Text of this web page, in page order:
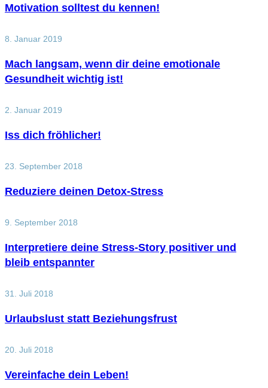
Motivation solltest du kennen!
8. Januar 2019
Mach langsam, wenn dir deine emotionale
Gesundheit wichtig ist!
2. Januar 2019
Iss dich fröhlicher!
23. September 2018
Reduziere deinen Detox-Stress
9. September 2018
Interpretiere deine Stress-Story positiver und
bleib entspannter
31. Juli 2018
Urlaubslust statt Beziehungsfrust
20. Juli 2018
Vereinfache dein Leben!